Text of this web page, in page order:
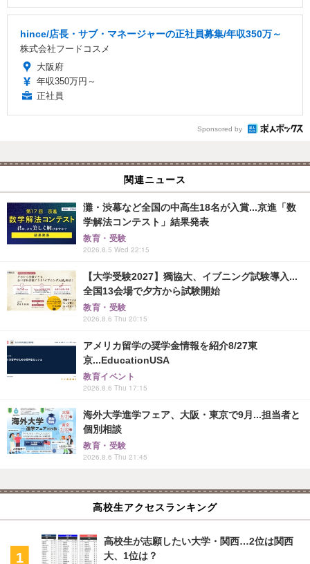
hince/店長・サブ・マネージャーの正社員募集/年収350万～
株式会社フードコスメ
大阪府
年収350万円～
正社員
Sponsored by
関連ニュース
灘・渋幕など全国の中高生18名が入賞...京進「数
学解法コンテスト」結果発表
教育・受験
2026.8.5 Wed 22:15
【大学受験2027】獨協大、イブニング試験導入...
全国13会場で夕方から試験開始
教育・受験
2026.8.6 Thu 20:15
アメリカ留学の奨学金情報を紹介8/27東
京...EducationUSA
教育イベント
2026.8.6 Thu 17:15
海外大学進学フェア、大阪・東京で9月...担当者と
個別相談
教育・受験
2026.8.6 Thu 21:45
高校生アクセスランキング
高校生が志願したい大学・関西…2位は関西
大、1位は？